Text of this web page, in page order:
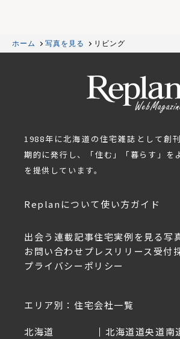
ホーム 写真を見る リビング
1988年に北海道の住宅雑誌として創
期的に発行し、「住む」「暮らす」を
を提供しています。
Replanについて使い方ガイド
出会う 連載記事住宅実例を見る写
お問い合わせ プレスリリース受付
プライバシーポリシー
エリア別：住宅会社一覧
北海道 北海道道央道南